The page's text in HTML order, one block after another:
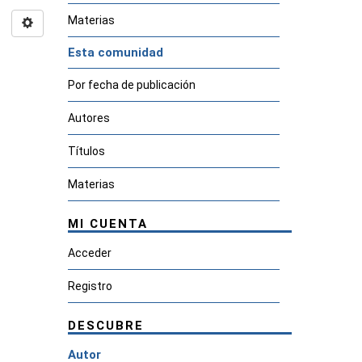
Materias
Esta comunidad
Por fecha de publicación
Autores
Títulos
Materias
MI CUENTA
Acceder
Registro
DESCUBRE
Autor